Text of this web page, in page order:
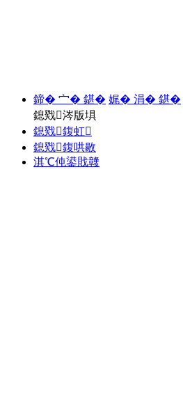
鍗� 宀� 鍖� 娓� 涓� 鍖�
鎴戣涔版埧
鎴戣鍑虹
鎴戣鍑哄敭
淇℃伅鍙戝竷